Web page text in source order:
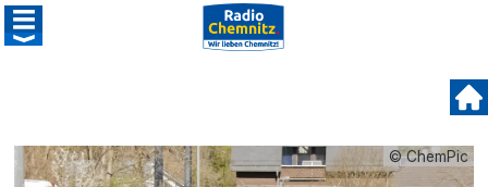
© ChemPic